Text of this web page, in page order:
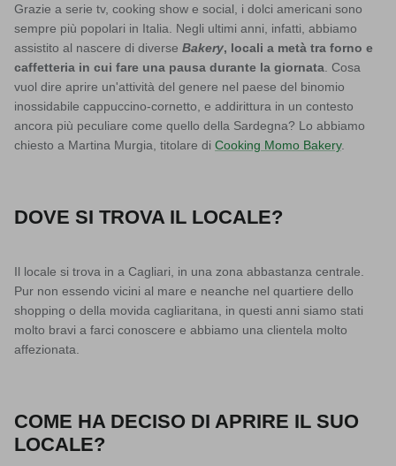
Grazie a serie tv, cooking show e social, i dolci americani sono
sempre più popolari in Italia. Negli ultimi anni, infatti, abbiamo
assistito al nascere di diverse Bakery, locali a metà tra forno e
caffetteria in cui fare una pausa durante la giornata . Cosa
vuol dire aprire un'attività del genere nel paese del binomio
inossidabile cappuccino-cornetto, e addirittura in un contesto
ancora più peculiare come quello della Sardegna? Lo abbiamo
chiesto a Martina Murgia, titolare di Cooking Momo Bakery.
DOVE SI TROVA IL LOCALE?
Il locale si trova in a Cagliari, in una zona abbastanza centrale.
Pur non essendo vicini al mare e neanche nel quartiere dello
shopping o della movida cagliaritana, in questi anni siamo stati
molto bravi a farci conoscere e abbiamo una clientela molto
affezionata.
COME HA DECISO DI APRIRE IL SUO
LOCALE?